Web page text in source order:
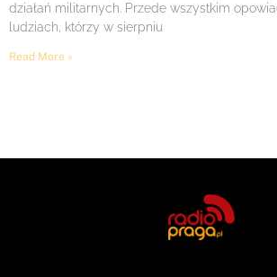
działań militarnych. Przede wszystkim
ludziach, którzy w sierpniu
Read More »